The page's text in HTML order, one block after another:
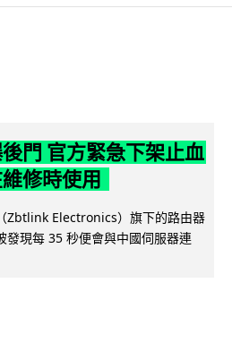
門 官方緊急下架止血
修時使用
Zbtlink Electronics）旗下的路由器
發現每 35 秒便會與中國伺服器連